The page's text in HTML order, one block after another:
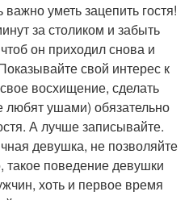
уметь зацепить гостя!
за столиком и забыть
чтоб он приходил снова и
свой интерес к
восхищение, сделать
ушами) обязательно
А лучше записывайте.
девушка, не позволяйте
такое поведение девушки
хоть и первое время